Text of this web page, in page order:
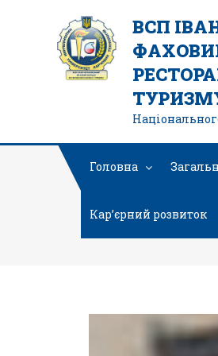
ВСП
Головна
Кар’єрний розвиток